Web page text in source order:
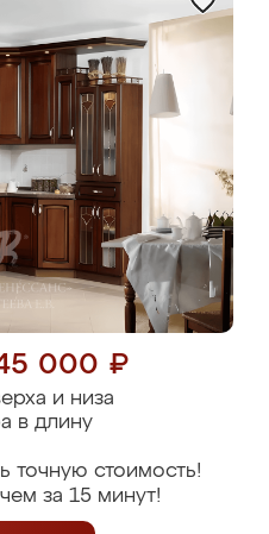
000 ₽
и низа
в длину
точную стоимость!
за 15 минут!